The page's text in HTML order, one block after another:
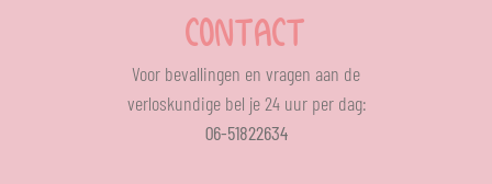
CONTACT
Voor bevallingen en vragen aan de
verloskundige bel je 24 uur per dag:
06-51822634